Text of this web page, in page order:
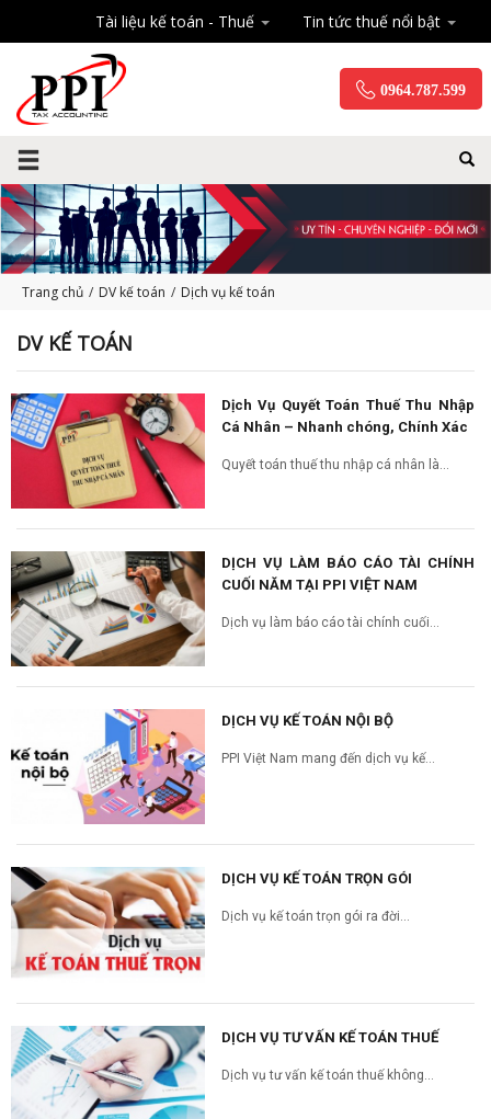
Tài liệu kế toán - Thuế Tin tức thuế nổi bật
0964.787.599
Trang chủ / DV kế toán / Dịch vụ kế toán
DV KẾ TOÁN
Dịch Vụ Quyết Toán Thuế Thu Nhập
Cá Nhân – Nhanh chóng, Chính Xác
Quyết toán thuế thu nhập cá nhân là...
DỊCH VỤ LÀM BÁO CÁO TÀI CHÍNH
CUỐI NĂM TẠI PPI VIỆT NAM
Dịch vụ làm báo cáo tài chính cuối...
DỊCH VỤ KẾ TOÁN NỘI BỘ
PPI Việt Nam mang đến dịch vụ kế...
DỊCH VỤ KẾ TOÁN TRỌN GÓI
Dịch vụ kế toán trọn gói ra đời...
DỊCH VỤ TƯ VẤN KẾ TOÁN THUẾ
Dịch vụ tư vấn kế toán thuế không...